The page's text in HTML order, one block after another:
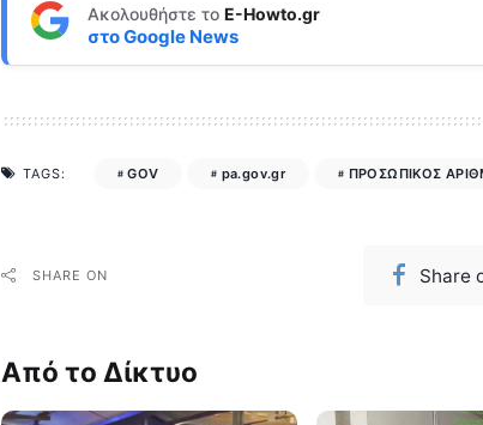
Ακολουθήστε το E-Howto.gr
στοGoogle News
TAGS: GOV pa.gov.gr ΠΡΟΣΩΠΙΚΟΣ
SHARE ON Share
Από το Δίκτυο